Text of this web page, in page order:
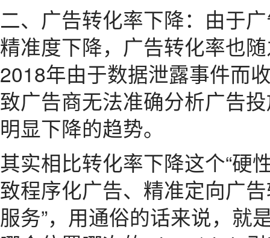
二、广告转化率下降：由于
精准度下降，广告转化率也
2018年由于数据泄露事件而
致广告商无法准确分析广告
明显下降的趋势。
其实相比转化率下降这个“硬
致程序化广告、精准定向广
服务”，用通俗的话来说，就